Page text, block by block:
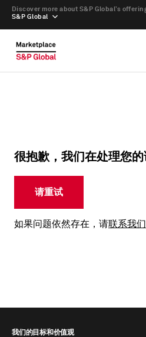
S&P Global
Discover more about S&P Global’s
很抱歉，我们在处理您的
请重试
如果问题依然存在，请联系我们
我们的目标和价值观